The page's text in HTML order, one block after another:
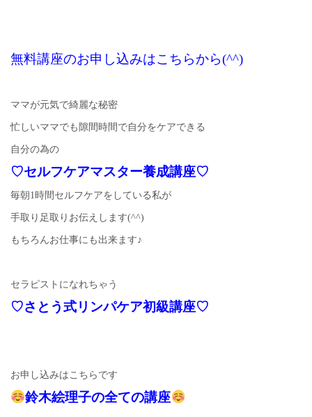
無料講座のお申し込みはこちらから(^^)
ママが元気で綺麗な秘密
忙しいママでも隙間時間で自分をケアできる
自分の為の
♡セルフケアマスター養成講座♡
毎朝1時間セルフケアをしている私が
手取り足取りお伝えします(^^)
もちろんお仕事にも出来ます♪
セラピストになれちゃう
♡さとう式リンパケア初級講座♡
お申し込みはこちらです
鈴木絵理子の全ての講座